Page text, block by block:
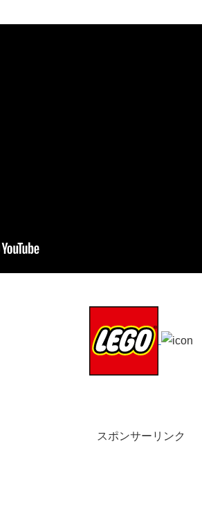
スポンサーリンク